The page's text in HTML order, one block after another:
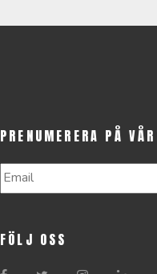
PRENUMERERA PÅ
FÖLJ OSS